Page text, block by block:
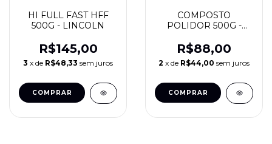
HI FULL FAST HFF
500G - LINCOLN
R$145,00
3 x de R$48,33 sem juros
COMPOSTO
POLIDOR 500G -
R$88,00
2 x de R$44,00 sem juros